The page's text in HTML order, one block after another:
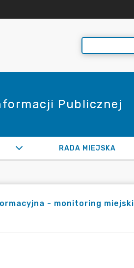
Publicznej
RADA MIEJSKA
- monitoring miejski